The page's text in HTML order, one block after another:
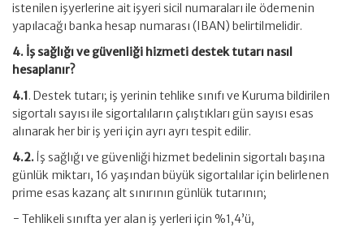
istenilen işyerlerine ait işyeri sicil numaraları ile ödemenin
yapılacağı banka hesap numarası (IBAN) belirtilmelidir.
4. İş sağlığı ve güvenliği hizmeti destek tutarı nasıl
hesaplanır?
4.1. Destek tutarı; iş yerinin tehlike sınıfı ve Kuruma bildirilen
sigortalı sayısı ile sigortalıların çalıştıkları gün sayısı esas
alınarak her bir iş yeri için ayrı ayrı tespit edilir.
4.2. İş sağlığı ve güvenliği hizmet bedelinin sigortalı başına
günlük miktarı, 16 yaşından büyük sigortalılar için belirlenen
prime esas kazanç alt sınırının günlük tutarının;
− Tehlikeli sınıfta yer alan iş yerleri için %1,4’ü,